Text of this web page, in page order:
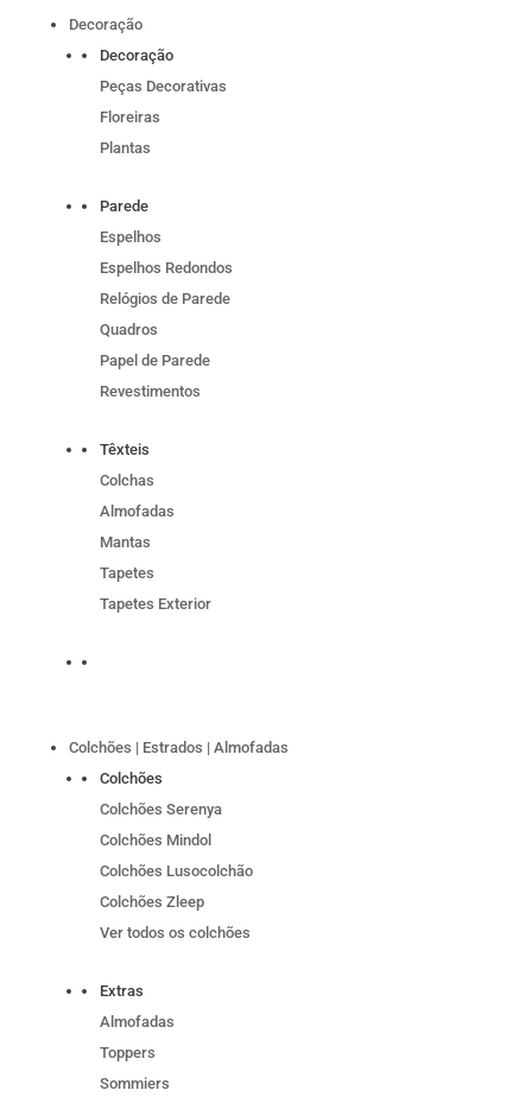
Decoração
Decoração
Peças Decorativas
Floreiras
Plantas
Parede
Espelhos
Espelhos Redondos
Relógios de Parede
Quadros
Papel de Parede
Revestimentos
Têxteis
Colchas
Almofadas
Mantas
Tapetes
Tapetes Exterior
Colchões | Estrados | Almofadas
Colchões
Colchões Serenya
Colchões Mindol
Colchões Lusocolchão
Colchões Zleep
Ver todos os colchões
Extras
Almofadas
Toppers
Sommiers